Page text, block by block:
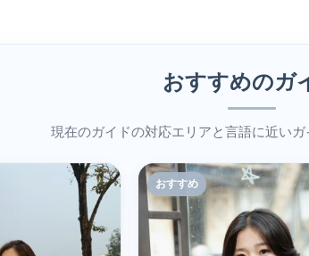
おすすめのガ
現在のガイドの対応エリアと言語に近いガ
おすすめ